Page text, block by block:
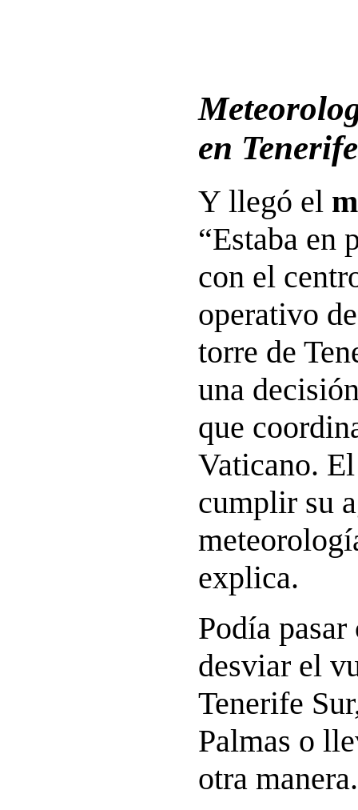
en
Y llegó el
“Estaba en
con el
operativo
torre de
una
que
Vaticano.
cumplir su
explica.
Podía
desviar el
Tenerife
Palmas o
otra manera.